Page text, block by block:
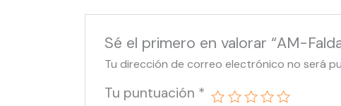
Sé el primero en valorar “AM-
Tu dirección de correo electrónico no será
Tu puntuación *